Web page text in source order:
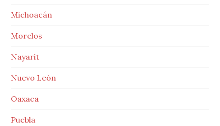
Michoacán
Morelos
Nayarit
Nuevo León
Oaxaca
Puebla